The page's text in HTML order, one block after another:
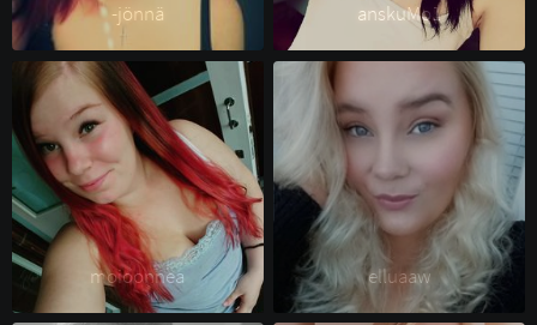
-jönnä anskuMo1
moioonnea elluaaw